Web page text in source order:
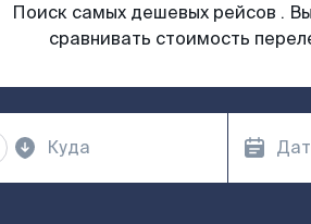
Поиск самых дешевых рейсов .
сравнивать стоимость